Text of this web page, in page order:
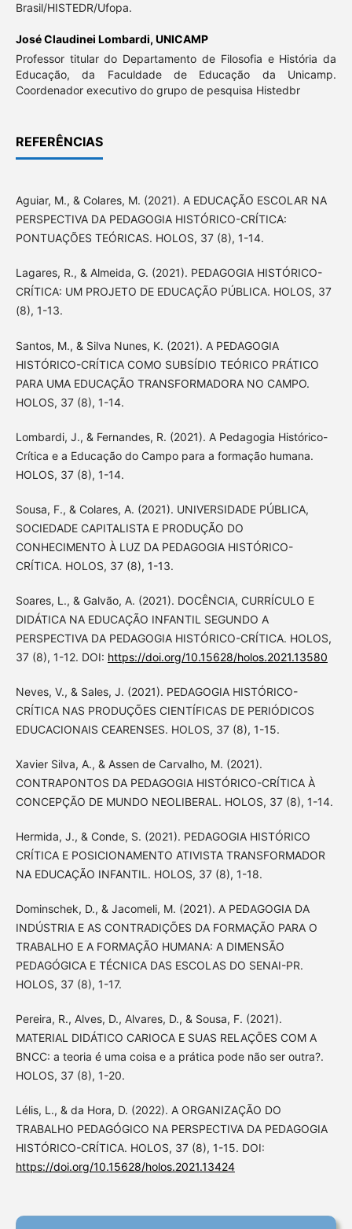
Brasil/HISTEDR/Ufopa.
José Claudinei Lombardi, UNICAMP
Professor titular do Departamento de Filosofia e História da
Educação, da Faculdade de Educação da Unicamp.
Coordenador executivo do grupo de pesquisa Histedbr
REFERÊNCIAS
Aguiar, M., & Colares, M. (2021). A EDUCAÇÃO ESCOLAR NA
PERSPECTIVA DA PEDAGOGIA HISTÓRICO-CRÍTICA:
PONTUAÇÕES TEÓRICAS. HOLOS, 37 (8), 1-14.
Lagares, R., & Almeida, G. (2021). PEDAGOGIA HISTÓRICO-
CRÍTICA: UM PROJETO DE EDUCAÇÃO PÚBLICA. HOLOS, 37
(8), 1-13.
Santos, M., & Silva Nunes, K. (2021). A PEDAGOGIA
HISTÓRICO-CRÍTICA COMO SUBSÍDIO TEÓRICO PRÁTICO
PARA UMA EDUCAÇÃO TRANSFORMADORA NO CAMPO.
HOLOS, 37 (8), 1-14.
Lombardi, J., & Fernandes, R. (2021). A Pedagogia Histórico-
Crítica e a Educação do Campo para a formação humana.
HOLOS, 37 (8), 1-14.
Sousa, F., & Colares, A. (2021). UNIVERSIDADE PÚBLICA,
SOCIEDADE CAPITALISTA E PRODUÇÃO DO
CONHECIMENTO À LUZ DA PEDAGOGIA HISTÓRICO-
CRÍTICA. HOLOS, 37 (8), 1-13.
Soares, L., & Galvão, A. (2021). DOCÊNCIA, CURRÍCULO E
DIDÁTICA NA EDUCAÇÃO INFANTIL SEGUNDO A
PERSPECTIVA DA PEDAGOGIA HISTÓRICO-CRÍTICA. HOLOS,
37 (8), 1-12. DOI: https://doi.org/10.15628/holos.2021.13580
Neves, V., & Sales, J. (2021). PEDAGOGIA HISTÓRICO-
CRÍTICA NAS PRODUÇÕES CIENTÍFICAS DE PERIÓDICOS
EDUCACIONAIS CEARENSES. HOLOS, 37 (8), 1-15.
Xavier Silva, A., & Assen de Carvalho, M. (2021).
CONTRAPONTOS DA PEDAGOGIA HISTÓRICO-CRÍTICA À
CONCEPÇÃO DE MUNDO NEOLIBERAL. HOLOS, 37 (8), 1-14.
Hermida, J., & Conde, S. (2021). PEDAGOGIA HISTÓRICO
CRÍTICA E POSICIONAMENTO ATIVISTA TRANSFORMADOR
NA EDUCAÇÃO INFANTIL. HOLOS, 37 (8), 1-18.
Dominschek, D., & Jacomeli, M. (2021). A PEDAGOGIA DA
INDÚSTRIA E AS CONTRADIÇÕES DA FORMAÇÃO PARA O
TRABALHO E A FORMAÇÃO HUMANA: A DIMENSÃO
PEDAGÓGICA E TÉCNICA DAS ESCOLAS DO SENAI-PR.
HOLOS, 37 (8), 1-17.
Pereira, R., Alves, D., Alvares, D., & Sousa, F. (2021).
MATERIAL DIDÁTICO CARIOCA E SUAS RELAÇÕES COM A
BNCC: a teoria é uma coisa e a prática pode não ser outra?.
HOLOS, 37 (8), 1-20.
Lélis, L., & da Hora, D. (2022). A ORGANIZAÇÃO DO
TRABALHO PEDAGÓGICO NA PERSPECTIVA DA PEDAGOGIA
HISTÓRICO-CRÍTICA. HOLOS, 37 (8), 1-15. DOI:
https://doi.org/10.15628/holos.2021.13424